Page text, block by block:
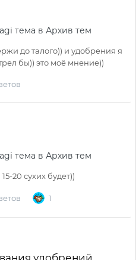
тема в Архив тем
до талого)) и удобрения я
бы)) это моё мнение))
тема в Архив тем
20 сухих будет))
1
удобрений